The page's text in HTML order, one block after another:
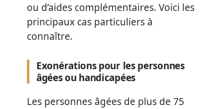
ou d’aides complémentaires. Voici les
principaux cas particuliers à
connaître.
Exonérations pour les personnes
âgées ou handicapées
Les personnes âgées de plus de 75